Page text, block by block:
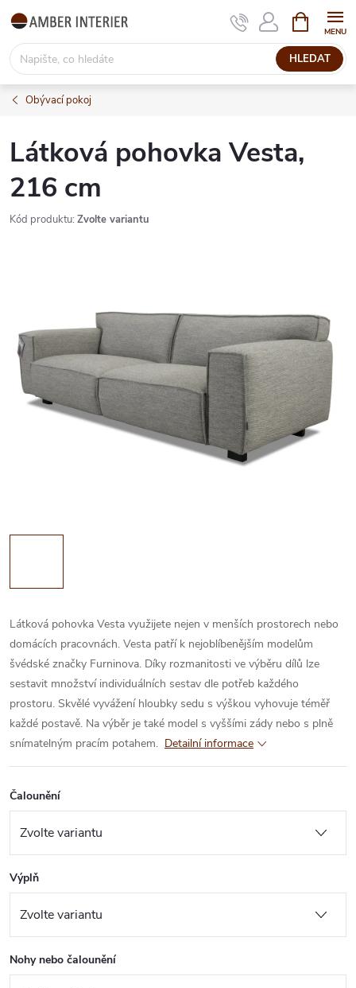
Přejít
obsah
HLEDAT
NÁKUPNÍ
KOŠÍK
Obývací pokoj
Látková pohovka Vesta,
216 cm
Kód produktu: Zvolte variantu
Látková pohovka Vesta využijete nejen v menších prostorech nebo
domácích pracovnách. Vesta patří k nejoblíbenějším modelům
švédské značky Furninova. Díky rozmanitosti ve výběru dílů lze
sestavit množství individuálních sestav dle potřeb každého
prostoru. Skvělé vyvážení hloubky sedu s výškou vyhovuje téměř
každé postavě. Na výběr je také model s vyššími zády nebo s plně
snímatelným pracím potahem. Detailní informace
Čalounění
Výplň
Nohy nebo čalounění